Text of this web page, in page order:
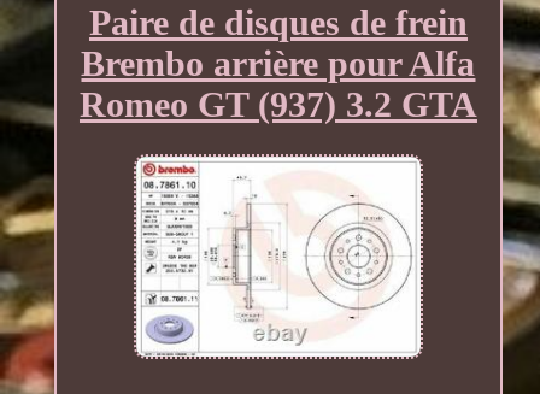
Paire de disques de frein
Brembo arrière pour Alfa
Romeo GT (937) 3.2 GTA